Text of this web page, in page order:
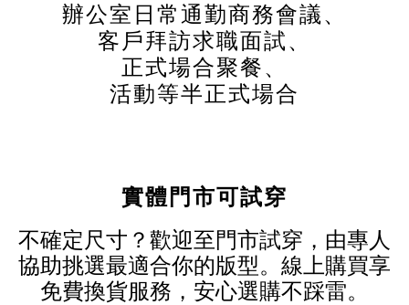
辦公室日常通勤商務會議、
客戶拜訪求職面試、
正式場合聚餐、
活動等半正式場合
實體門市可試穿
不確定尺寸？歡迎至門市試穿，由專人
協助挑選最適合你的版型。線上購買享
免費換貨服務，安心選購不踩雷。